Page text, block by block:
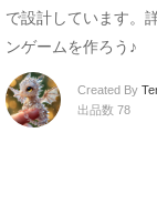
で設計しています。
ンゲームを作ろう♪
Created By
出品数 78